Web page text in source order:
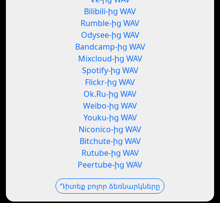
Bilibili-ից WAV
Rumble-ից WAV
Odysee-ից WAV
Bandcamp-ից WAV
Mixcloud-ից WAV
Spotify-ից WAV
Flickr-ից WAV
Ok.Ru-ից WAV
Weibo-ից WAV
Youku-ից WAV
Niconico-ից WAV
Bitchute-ից WAV
Rutube-ից WAV
Peertube-ից WAV
Դիտեք բոլոր ձեռնարկները